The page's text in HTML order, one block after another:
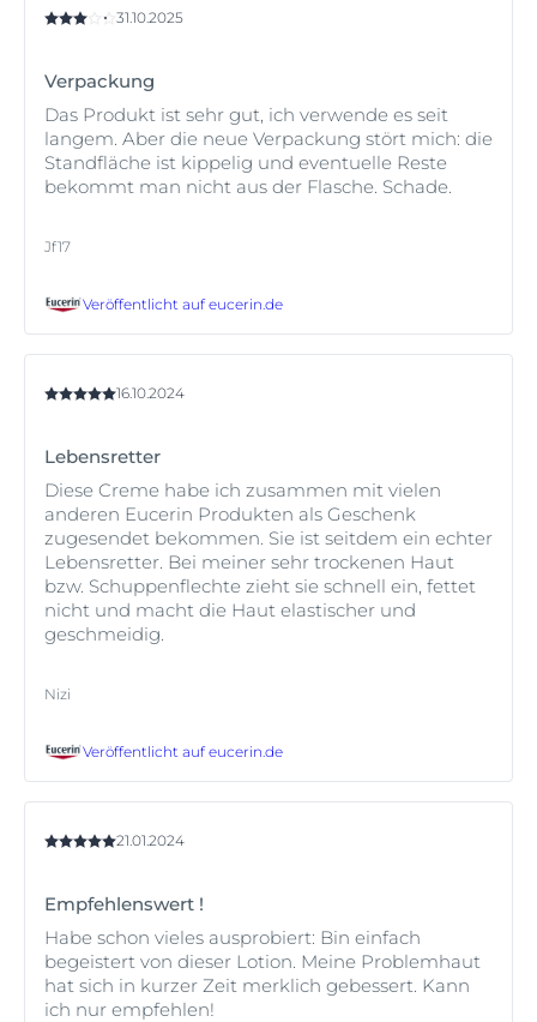
31.10.2025
Verpackung
Das Produkt ist sehr gut, ich verwende es seit
langem. Aber die neue Verpackung stört mich: die
Standfläche ist kippelig und eventuelle Reste
bekommt man nicht aus der Flasche. Schade.
Jf17
Veröffentlicht auf eucerin.de
16.10.2024
Lebensretter
Diese Creme habe ich zusammen mit vielen
anderen Eucerin Produkten als Geschenk
zugesendet bekommen. Sie ist seitdem ein echter
Lebensretter. Bei meiner sehr trockenen Haut
bzw. Schuppenflechte zieht sie schnell ein, fettet
nicht und macht die Haut elastischer und
geschmeidig.
Nizi
Veröffentlicht auf eucerin.de
21.01.2024
Empfehlenswert !
Habe schon vieles ausprobiert: Bin einfach
begeistert von dieser Lotion. Meine Problemhaut
hat sich in kurzer Zeit merklich gebessert. Kann
ich nur empfehlen!